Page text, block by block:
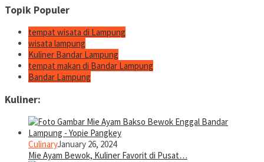
Topik Populer
tempat wisata di Lampung
wisata lampung
Kuliner Bandar Lampung
tempat makan di Bandar Lampung
Bandar Lampung
Kuliner:
CulinaryJanuary 26, 2024
Mie Ayam Bewok, Kuliner Favorit di Pusat…